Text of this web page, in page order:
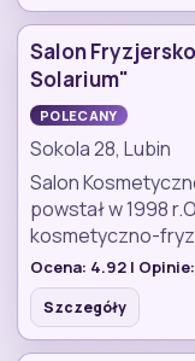
Salon
Solarium"
POLECANY
Sokola 28, Lubin
Salon
powstał w 1998
kosmetyczno-
Ocena: 4.92 | Opinie:
Szczegóły